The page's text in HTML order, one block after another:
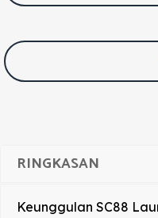
RINGKASAN
Keunggulan SC88